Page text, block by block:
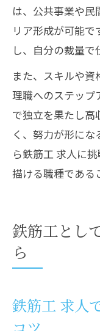
は、公共事業や
リア形成が可能
し、自分の裁量で
また、スキルや資
理職へのステップ
で独立を果たし高
く、努力が形に
ら鉄筋工 求人に
描ける職種である
鉄筋工とし
ら
鉄筋工 求人